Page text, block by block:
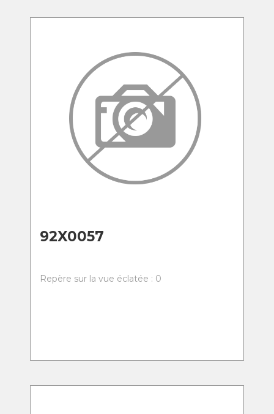
92X0057
Repère sur la vue éclatée : 0